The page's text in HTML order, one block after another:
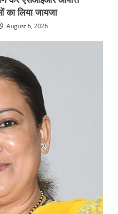
का लिया जायजा
August 6, 2026